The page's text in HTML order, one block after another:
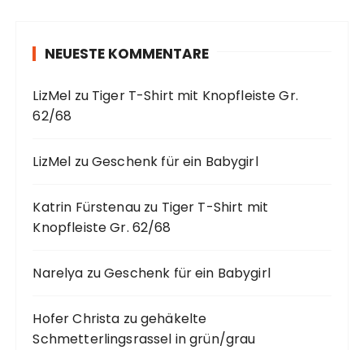
NEUESTE KOMMENTARE
LizMel zu Tiger T-Shirt mit Knopfleiste Gr.
62/68
LizMel zuGeschenk für ein Babygirl
Katrin Fürstenauzu Tiger T-Shirt mit
Knopfleiste Gr. 62/68
Narelya zuGeschenk für ein Babygirl
Hofer Christa zugehäkelte
Schmetterlingsrassel in grün/grau